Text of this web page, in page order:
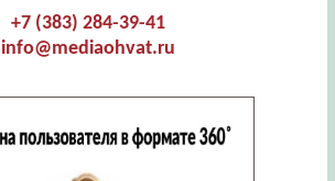
+7 (383) 284-39-41
info@mediaohvat.ru